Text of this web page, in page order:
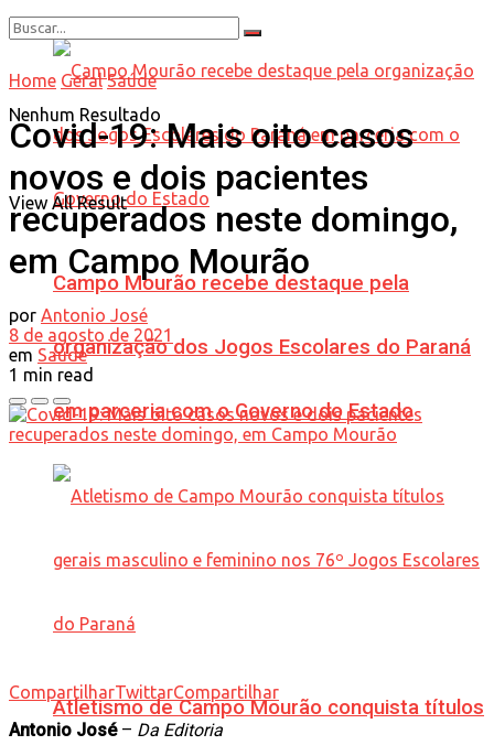
Campo Mourão recebe destaque pela
organização dos Jogos Escolares do Paraná
em parceria com o Governo do Estado
Atletismo de Campo Mourão conquista títulos
Nenhum Resultado
View All Result
Home Geral Saúde
Covid-19: Mais oito casos
novos e dois pacientes
recuperados neste domingo,
em Campo Mourão
por Antonio José
8 de agosto de 2021
em Saúde
1 min read
CompartilharTwittarCompartilhar
Antonio José– Da Editoria